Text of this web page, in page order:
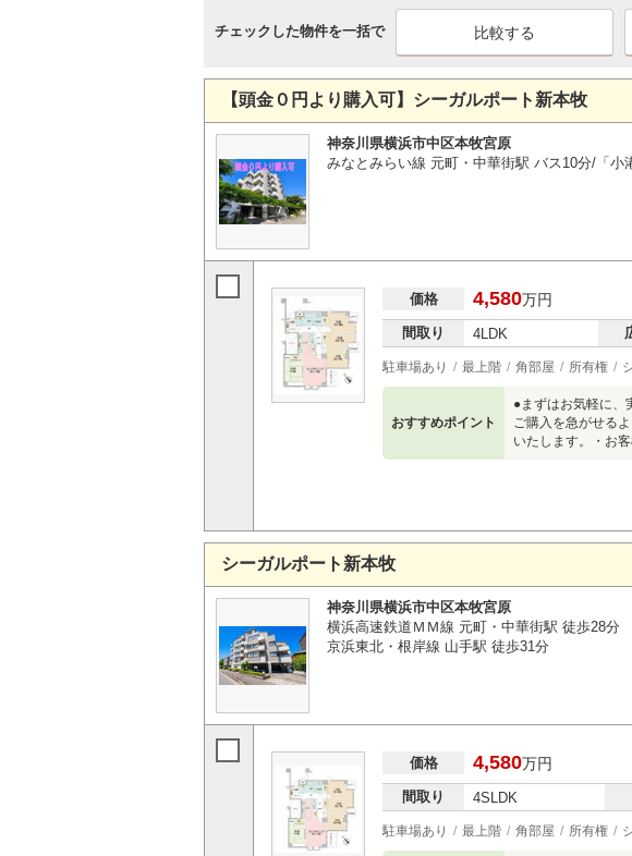
チェックした物件を一括で
【頭金０円より購入可】シーガルポート新本牧
神奈川県横浜市中区本牧宮原
みなとみらい線 元町・中華街駅 バス10分/「小
価格 4,580万円
間取り 4LDK
駐車場あり 最上階 角部屋 所有権
おすすめポイント
●まずはお気軽に、
ご購入を急がせる
いたします。・お
シーガルポート新本牧
神奈川県横浜市中区本牧宮原
横浜高速鉄道ＭＭ線 元町・中華街駅 徒歩28分
京浜東北・根岸線 山手駅 徒歩31分
価格 4,580万円
間取り 4SLDK
駐車場あり 最上階 角部屋 所有権